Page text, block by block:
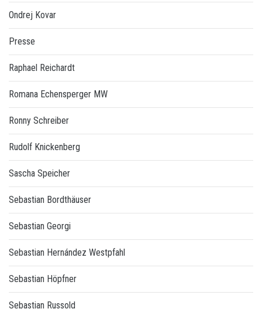
Ondrej Kovar
Presse
Raphael Reichardt
Romana Echensperger MW
Ronny Schreiber
Rudolf Knickenberg
Sascha Speicher
Sebastian Bordthäuser
Sebastian Georgi
Sebastian Hernández Westpfahl
Sebastian Höpfner
Sebastian Russold